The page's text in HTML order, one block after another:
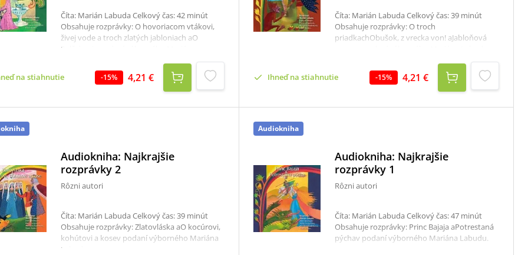
Číta: Marián Labuda Celkový čas: 42 minút
Obsahuje rozprávky: O hovoriacom vtákovi,
živej vode a troch zlatých jabloniach aO
Palčekoviv podaní výborného Mariána
na stiahnutie
-15% 4,21 €
Číta: Marián Labuda Celkový čas: 39 minút
Obsahuje rozprávky: O troch
priadkachObušok, z vrecka von! aJabloňová
Ihneď na stiahnutie -15% 4,21 €
Audiokniha: Najkrajšie
rozprávky 2
Rôzni autori
Číta: Marián Labuda Celkový čas: 39 minút
Obsahuje rozprávky: Zlatovláska aO kocúrovi,
kohútovi a kosev podaní výborného Mariána
Labudu.
Audiokniha
Audiokniha: Najkrajšie
rozprávky 1
Rôzni autori
Číta: Marián Labuda Celkový čas: 47 minút
Obsahuje rozprávky: Princ Bajaja aPotrestaná
pýchav podaní výborného Mariána Labudu.